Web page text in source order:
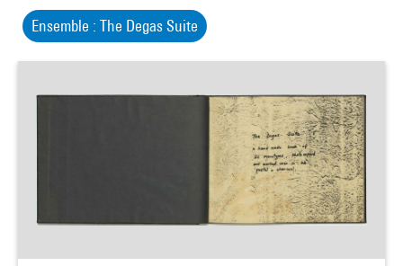
Ensemble : The Degas Suite